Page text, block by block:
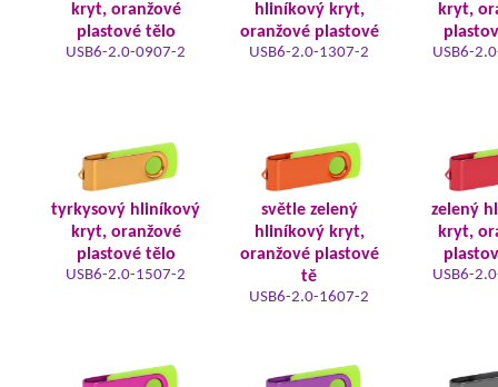
kryt, oranžové
plastové tělo
USB6-2.0-0907-2
hliníkový kryt,
oranžové plastové
USB6-2.0-1307-2
kryt,
USB6-
tyrkysový hliníkový
kryt, oranžové
plastové tělo
USB6-2.0-1507-2
světle zelený
hliníkový kryt,
oranžové plastové
tě
USB6-2.0-1607-2
zelený
kryt,
USB6-